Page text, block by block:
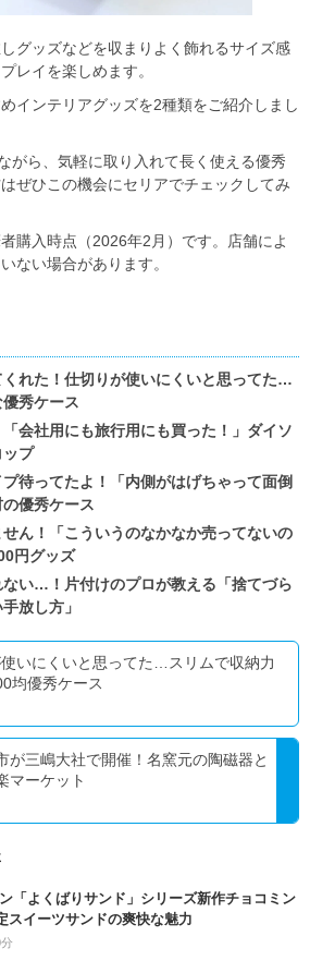
グッズなどを収まりよく飾れるサイズ感
レイを楽しめます。
インテリアグッズを2種類をご紹介しまし
がら、気軽に取り入れて長く使える優秀
ぜひこの機会にセリアでチェックしてみ
購入時点（2026年2月）です。店舗によ
ない場合があります。
れた！仕切りが使いにくいと思ってた…
秀ケース
会社用にも旅行用にも買った！」ダイソ
ップ
待ってたよ！「内側がはげちゃって面倒
優秀ケース
ん！「こういうのなかなか売ってないの
円グッズ
い…！片付けのプロが教える「捨てづら
放し方」
いにくいと思ってた…スリムで収納力
均優秀ケース
が三嶋大社で開催！名窯元の陶磁器と
マーケット
「よくばりサンド」シリーズ新作チョコミン
スイーツサンドの爽快な魅力